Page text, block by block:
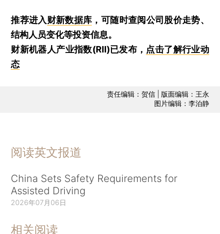
推荐进入财新数据库 ，可随时查阅公司股价走势、
结构人员变化等投资信息。
财新机器人产业指数(RII)已发布， 点击了解行业动
态
责任编辑：贺信 | 版面编辑：王永
图片编辑：李泊静
阅读英文报道
China Sets Safety Requirements for
Assisted Driving
2026年07月06日
相关阅读